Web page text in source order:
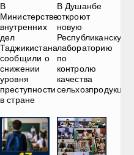
В
Министерстве
внутренних
дел
Таджикистана
сообщили о
снижении
уровня
преступности
в стране
В Душанбе
откроют
новую
Республиканскую
лабораторию
по
контролю
качества
сельхозпродукции